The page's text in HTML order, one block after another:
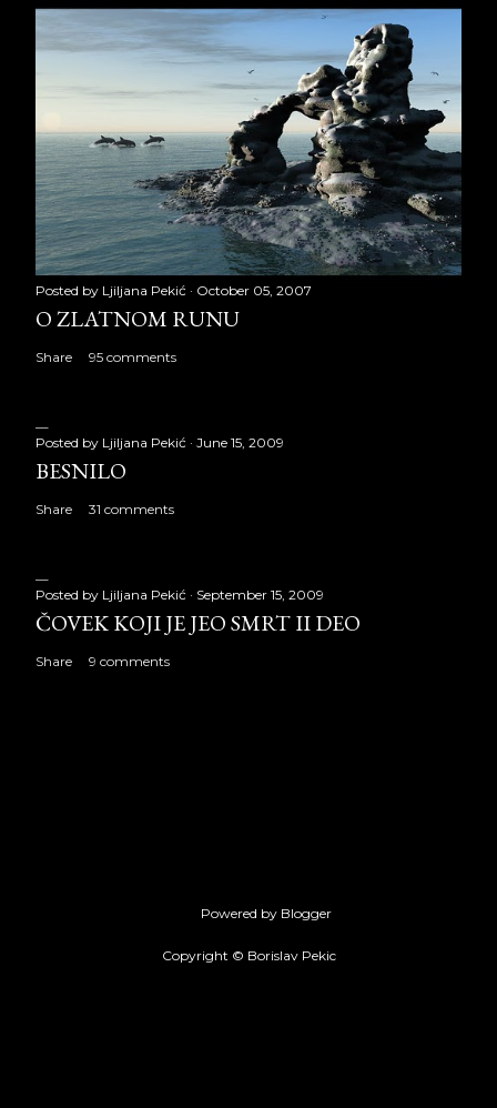
Posted by Ljiljana Pekić October 05, 2007
O ZLATNOM RUNU
Share 95 comments
Posted by Ljiljana Pekić June 15, 2009
BESNILO
Share 31 comments
Posted by Ljiljana Pekić September 15, 2009
ČOVEK KOJI JE JEO SMRT II DEO
Share 9 comments
Powered by Blogger
Copyright © Borislav Pekic